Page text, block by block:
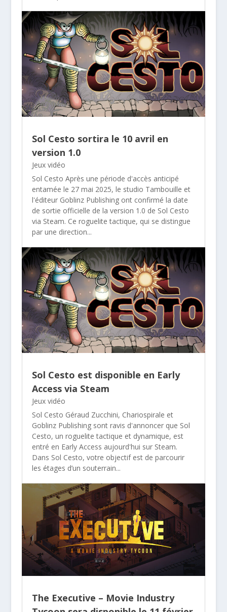
Sol Cesto sortira le 10 avril en
version 1.0
Jeux vidéo
Sol Cesto Après une période d'accès anticipé
entamée le 27 mai 2025, le studio Tambouille et
l'éditeur Goblinz Publishing ont confirmé la date
de sortie officielle de la version 1.0 de Sol Cesto
via Steam. Ce roguelite tactique, qui se distingue
par une direction...
Sol Cesto est disponible en Early
Access via Steam
Jeux vidéo
Sol Cesto Géraud Zucchini, Chariospirale et
Goblinz Publishing sont ravis d'annoncer que Sol
Cesto, un roguelite tactique et dynamique, est
entré en Early Access aujourd'hui sur Steam.
Dans Sol Cesto, votre objectif est de parcourir
les étages d’un souterrain...
The Executive – Movie Industry